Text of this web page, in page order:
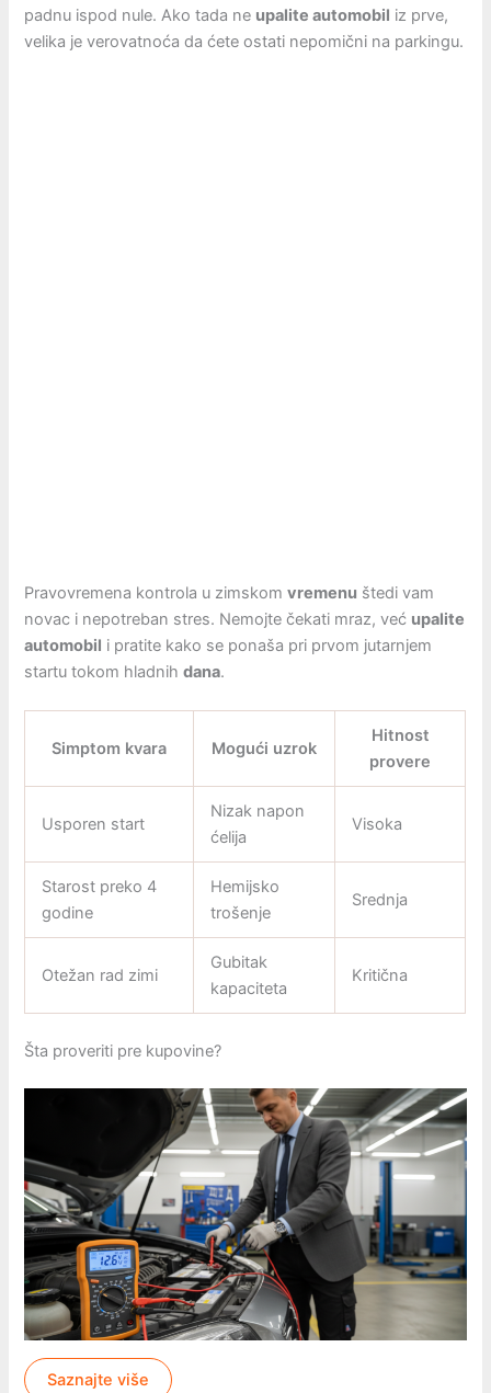
padnu ispod nule. Ako tada ne upalite automobil iz prve,
velika je verovatnoća da ćete ostati nepomični na parkingu.
Pravovremena kontrola u zimskomvremenu štedi vam
novac i nepotreban stres. Nemojte čekati mraz, već upalite
automobil i pratite kako se ponaša pri prvom jutarnjem
startu tokom hladnihdana.
Simptom kvara Mogući uzrok
Hitnost
provere
Usporen start
Nizak napon
ćelija
Visoka
Starost preko 4
godine
Hemijsko
trošenje
Srednja
Otežan rad zimi
Gubitak
kapaciteta
Kritična
Šta proveriti pre kupovine?
Saznajte više